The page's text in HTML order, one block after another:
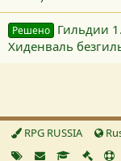
Решено Гильдии
Хиденваль
RPG RUSSIA